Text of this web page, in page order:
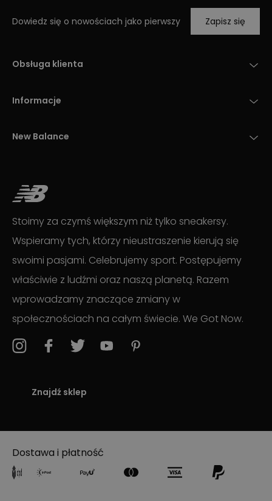
Dowiedz się o nowościach jako pierwszy Zapisz się
Obsługa klienta
Informacje
New Balance
Stoimy za czymś większym niż tylko sneakersy.
Wspieramy tych, którzy nieustraszenie kierują się
swoimi pasjami. Celebrujemy sport. Postępujemy
właściwie z ludźmi oraz naszą planetą. Razem
wprowadzamy znaczące zmiany w
społecznościach na całym świecie. We Got Now.
Znajdź sklep
Dostawa i płatność